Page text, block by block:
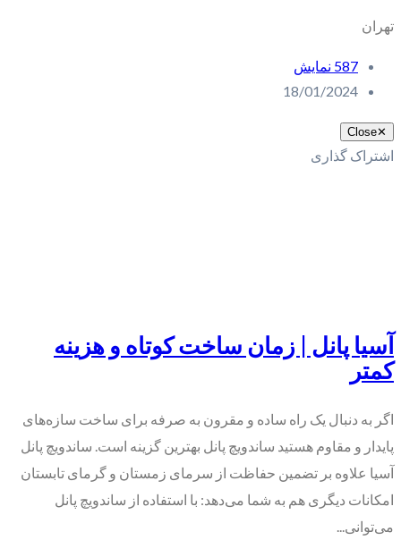
تهران
587 نمایش
18/01/2024
✕
Close
اشتراک گذاری
آسیا پانل | زمان ساخت کوتاه و هزینه
کمتر
اگر به دنبال یک راه ساده و مقرون به صرفه برای ساخت سازه‌های
پایدار و مقاوم هستید ساندویچ پانل بهترین گزینه است. ساندویچ پانل
آسیا علاوه بر تضمین حفاظت از سرمای زمستان و گرمای تابستان
امکانات دیگری هم به شما می‌دهد: با استفاده از ساندویچ پانل
می‌توانی...